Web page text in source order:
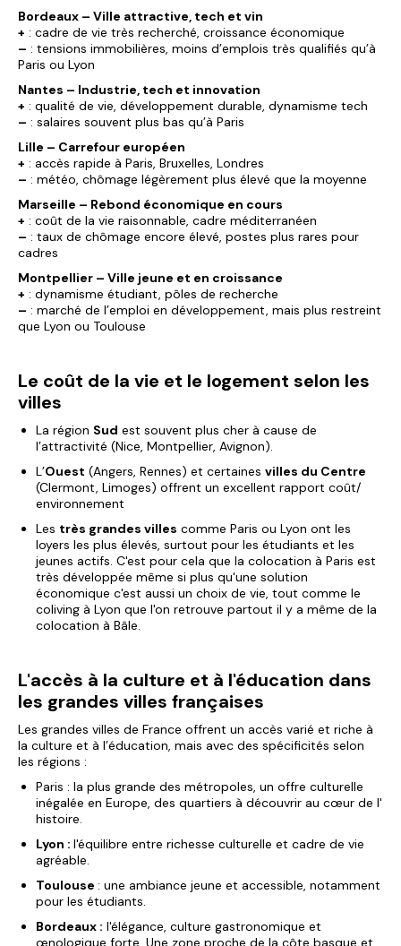
Bordeaux – Ville attractive, tech et vin
+ : cadre de vie très recherché, croissance économique
– : tensions immobilières, moins d’emplois très qualifiés qu’à
Paris ou Lyon
Nantes – Industrie, tech et innovation
+ : qualité de vie, développement durable, dynamisme tech
– : salaires souvent plus bas qu’à Paris
Lille – Carrefour européen
+ : accès rapide à Paris, Bruxelles, Londres
– : météo, chômage légèrement plus élevé que la moyenne
Marseille – Rebond économique en cours
+ : coût de la vie raisonnable, cadre méditerranéen
– : taux de chômage encore élevé, postes plus rares pour
cadres
Montpellier – Ville jeune et en croissance
+ : dynamisme étudiant, pôles de recherche
– : marché de l’emploi en développement, mais plus restreint
que Lyon ou Toulouse
Le coût de la vie et le logement selon les
villes
La région Sud est souvent plus cher à cause de
l’attractivité (Nice, Montpellier, Avignon).
L’Ouest (Angers, Rennes) et certaines villes du Centre
(Clermont, Limoges) offrent un excellent rapport coût/
environnement
Les très grandes villes comme Paris ou Lyon ont les
loyers les plus élevés, surtout pour les étudiants et les
jeunes actifs. C'est pour cela que la colocation à Paris est
très développée même si plus qu'une solution
économique c'est aussi un choix de vie, tout comme le
coliving à Lyon que l'on retrouve partout il y a même de la
colocation à Bâle.
L'accès à la culture et à l'éducation dans
les grandes villes françaises
Les grandes villes de France offrent un accès varié et riche à
la culture et à l’éducation, mais avec des spécificités selon
les régions :
Paris : la plus grande des métropoles, un offre culturelle
inégalée en Europe, des quartiers à découvrir au cœur de l'
histoire.
Lyon : l'équilibre entre richesse culturelle et cadre de vie
agréable.
Toulouse : une ambiance jeune et accessible, notamment
pour les étudiants.
Bordeaux : l'élégance, culture gastronomique et
œnologique forte. Une zone proche de la côte basque et